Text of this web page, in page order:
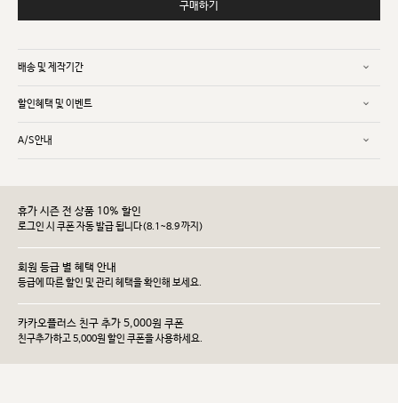
구매하기
배송 및 제작기간
할인혜택 및 이벤트
A/S안내
휴가 시즌 전 상품 10% 할인
로그인 시 쿠폰 자동 발급 됩니다(8.1~8.9 까지)
회원 등급 별 혜택 안내
등급에 따른 할인 및 관리 헤택을 확인해 보세요.
카카오플러스 친구 추가 5,000원 쿠폰
친구추가하고 5,000원 할인 쿠폰을 사용하세요.